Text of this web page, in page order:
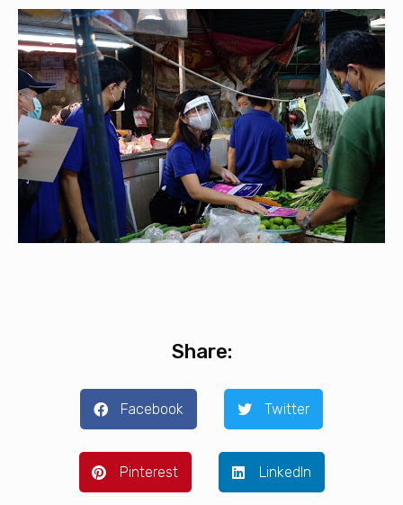
Share:
Facebook Twitter
Pinterest LinkedIn